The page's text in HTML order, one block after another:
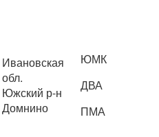
Ивановская
обл.
Южский р-н
Домнино
ЮМК
ДВА
ПМА